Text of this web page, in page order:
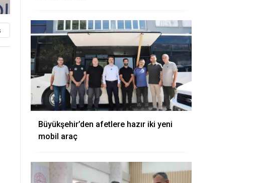
Büyükşehir’den afetlere hazır iki yeni
mobil araç